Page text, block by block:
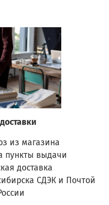
из магазина
пункты выдачи
доставка
СДЭК и Почтой